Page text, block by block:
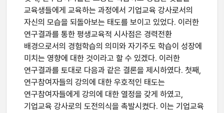
교육생들에게 교육하는 과정에서 기업교육 강사로서의
자신의 모습을 되돌아보는 태도를 보이고 있었다. 이러한
연구결과를 통한 평생교육적 시사점은 경력전환
배경으로서의 경험학습의 의미와 자기주도 학습이 성장에
미치는 영향에 대한 것이라고 할 수 있겠다. 이러한
연구결과를 토대로 다음과 같은 결론을 제시하였다. 첫째,
연구참여자들의 강의에 대한 우호적인 태도는
연구참여자들에게 강의에 대한 열정을 갖게 하였고,
기업교육 강사로의 도전의식을 촉발시켰다. 이는 기업교육